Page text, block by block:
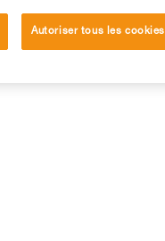
Autoriser tous les cookies